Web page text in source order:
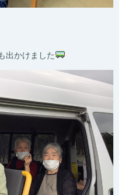
出かけました